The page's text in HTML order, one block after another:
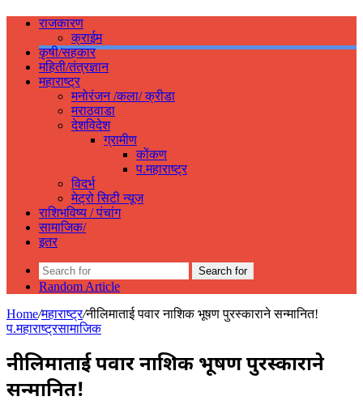
राजकारण
क्राईम
कृषी/सहकार
महिती/तंत्रज्ञान
महाराष्ट्र
मनोरंजन /कला/ क्रीडा
मराठवाडा
देशविदेश
ग्रामीण
कोंकण
प.महाराष्ट्र
विदर्भ
मेट्रो सिटी न्यूज
राशिभविष्य / पंचांग
सामाजिक/
इतर
Search for
Random Article
Home/महाराष्ट्र/नीलिमाताई पवार नाशिक भूषण पुरस्काराने सन्मानित!
प.महाराष्ट्रसामाजिक
नीलिमाताई पवार नाशिक भूषण पुरस्काराने
सन्मानित!